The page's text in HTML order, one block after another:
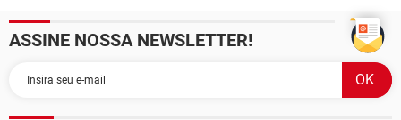
ASSINE NOSSA NEWSLETTER!